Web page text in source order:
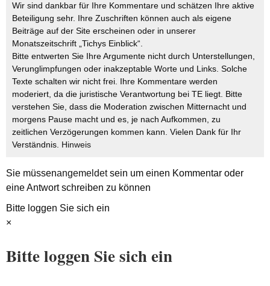
Wir sind dankbar für Ihre Kommentare und schätzen Ihre aktive
Beteiligung sehr. Ihre Zuschriften können auch als eigene
Beiträge auf der Site erscheinen oder in unserer
Monatszeitschrift „Tichys Einblick“.
Bitte entwerten Sie Ihre Argumente nicht durch Unterstellungen,
Verunglimpfungen oder inakzeptable Worte und Links. Solche
Texte schalten wir nicht frei. Ihre Kommentare werden
moderiert, da die juristische Verantwortung bei TE liegt. Bitte
verstehen Sie, dass die Moderation zwischen Mitternacht und
morgens Pause macht und es, je nach Aufkommen, zu
zeitlichen Verzögerungen kommen kann. Vielen Dank für Ihr
Verständnis. Hinweis
Sie müssenangemeldetsein um einen Kommentar oder
eine Antwort schreiben zu können
Bitte loggen Sie sich ein
×
Bitte loggen Sie sich ein